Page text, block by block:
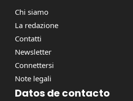
Chi siamo
La redazione
Contatti
Newsletter
Connettersi
Note legali
Datos de contacto